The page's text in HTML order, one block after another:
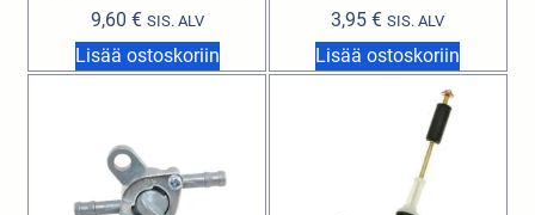
9,60 € SIS. ALV
Lisää ostoskoriin
3,95€ SIS. ALV
Lisää ostoskoriin